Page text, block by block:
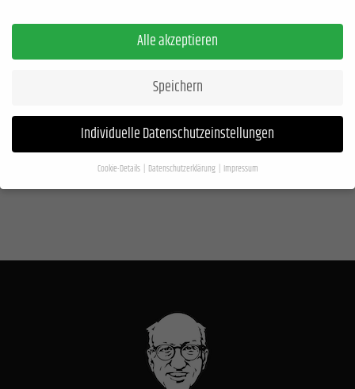
Alle akzeptieren
Speichern
Individuelle Datenschutzeinstellungen
Cookie-Details Datenschutzerklärung Impressum
Datenschutzeinstellungen
Adressen), z. B. für personalisierte Anzeigen und Inhalte oder Anzeigen- und
Weitere Informationen über die Verwendung Ihrer Daten finden Sie
Hier finden Sie eine Übersicht über alle verwendeten Cookies. Sie können Ihre